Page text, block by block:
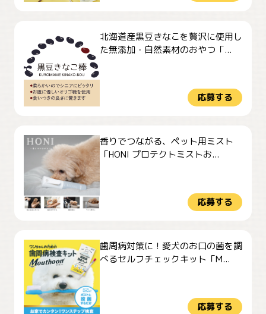
北海道産黒豆きなこを贅沢に使用し
た無添加・自然素材のおやつ「...
応募する
香りでつながる、ペット用ミスト
「HONI プロテクトミストお...
応募する
歯周病対策に！愛犬のお口の菌を調
べるセルフチェックキット「M...
応募する